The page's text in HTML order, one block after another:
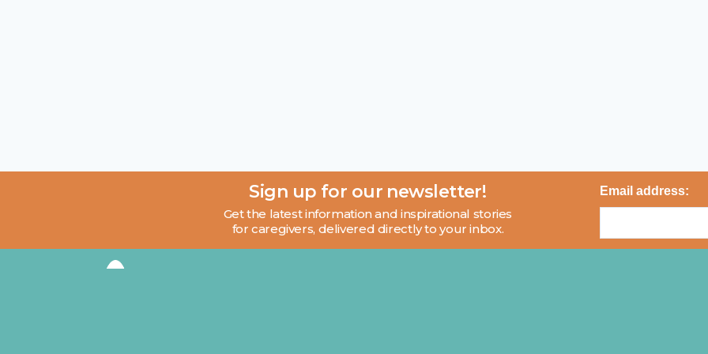
Sign up for our newsletter!
Get the latest information and inspirational stories
for caregivers, delivered directly to your inbox.
Email address: